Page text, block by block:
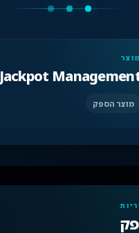
מוצר
Jackpot
מוצר הספק